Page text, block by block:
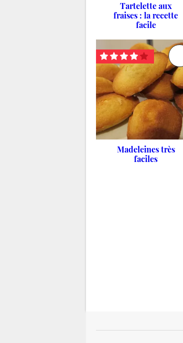
Tartelette aux
fraises : la recette
facile
Madeleines très
faciles